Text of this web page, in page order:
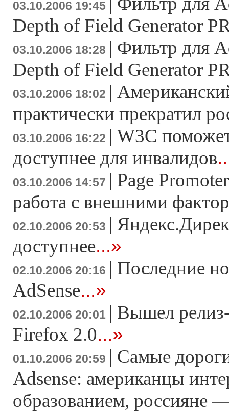
03.10.2006 19:45
Depth of Field Generator
03.10.2006 18:28 | Фильтр для
Depth of Field Generator
03.10.2006 18:02 |
практически прекратил
03.10.2006 16:22 | W3C
доступнее для инвалидов
03.10.2006 14:57 | Page
работа с внешними
02.10.2006 20:53 |
доступнее...»
02.10.2006 20:16 | Последние
AdSense...»
02.10.2006 20:01 | Вышел релиз-
Firefox 2.0...»
01.10.2006 20:59 | Самые
Adsense: американцы
образованием, россияне